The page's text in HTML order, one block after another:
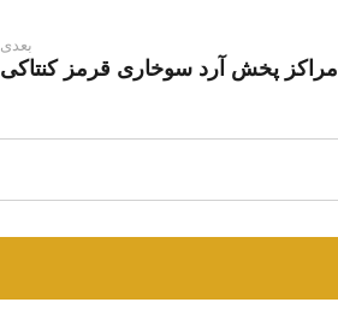
بعدی
مراکز پخش آرد سوخاری قرمز کنتاکی